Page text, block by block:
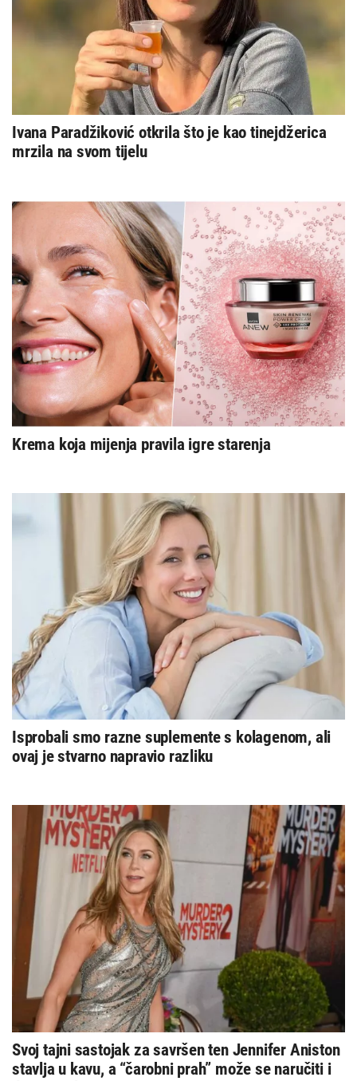
Ivana Paradžiković otkrila što je kao tinejdžerica
mrzila na svom tijelu
Krema koja mijenja pravila igre starenja
Isprobali smo razne suplemente s kolagenom, ali
ovaj je stvarno napravio razliku
Svoj tajni sastojak za savršen ten Jennifer Aniston
stavlja u kavu, a “čarobni prah” može se naručiti i